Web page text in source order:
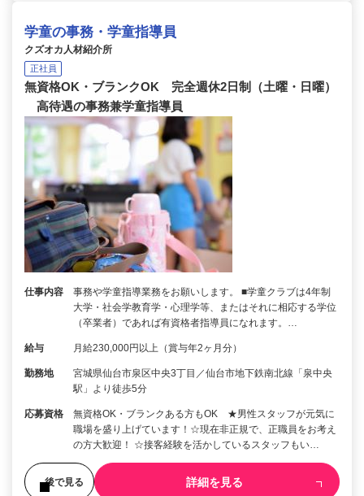
学童の事務・学童指導員
クズオカ人材紹介所
正社員
無資格OK・ブランクOK 完全週休2日制（土曜・日曜）
高待遇の事務兼学童指導員
仕事内容
事務や学童指導業務をお願いします。 ■学童クラブは4年制
大学・社会学教育学・心理学等、またはそれに相応する学位
（卒業者）であれば有資格者指導員になれます。…
給与 月給230,000円以上（賞与年2ヶ月分）
勤務地
宮城県仙台市泉区中央3丁目／仙台市地下鉄南北線「泉中央
駅」より徒歩5分
応募資格
無資格OK・ブランクある方もOK ★男性スタッフが元気に
職場を盛り上げています！☆現在非正規で、正職員をお考え
の方大歓迎！ ☆接客経験を活かしているスタッフもい…
後で見る 詳細を見る